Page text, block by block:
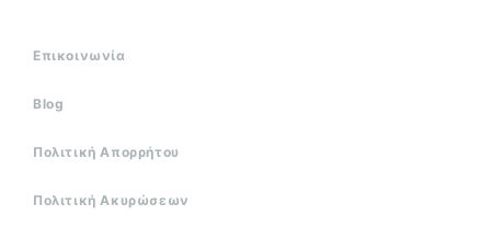
Επικοινωνία
Blog
Πολιτική Απορρήτου
Πολιτική Ακυρώσεων